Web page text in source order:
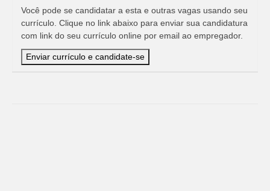
Você pode se candidatar a esta e outras vagas usando seu
currículo. Clique no link abaixo para enviar sua candidatura
com link do seu currículo online por email ao empregador.